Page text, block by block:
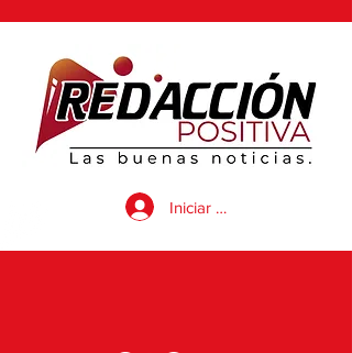
Iniciar sesión